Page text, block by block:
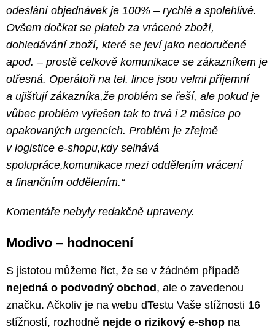
odeslání objednávek je 100% – rychlé a spolehlivé.
Ovšem dočkat se plateb za vrácené zboží,
dohledávání zboží, které se jeví jako nedoručené
apod. – prostě celkově komunikace se zákazníkem je
otřesná. Operátoři na tel. lince jsou velmi příjemní
a ujišťují zákazníka,že problém se řeší, ale pokud je
vůbec problém vyřešen tak to trvá i 2 měsíce po
opakovaných urgencích. Problém je zřejmě
v logistice e-shopu,kdy selhává
spolupráce,komunikace mezi oddělením vrácení
a finančním oddělením.“
Komentáře nebyly redakčně upraveny.
Modivo – hodnocení
S jistotou můžeme říct, že se v žádném případě
nejedná o podvodný obchod, ale o zavedenou
značku. Ačkoliv je na webu dTestu Vaše stížnosti 16
stížností, rozhodně nejde o rizikový e-shop na